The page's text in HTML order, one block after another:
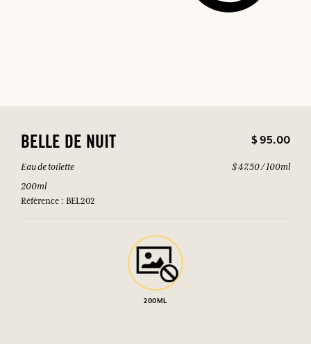
BELLE DE NUIT $ 95.00
Eau de toilette
200ml
Référence : BEL202
$ 47.50 / 100ml
200ML